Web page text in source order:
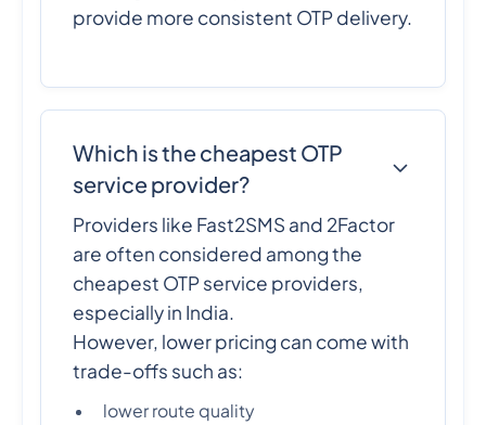
provide more consistent OTP delivery.
Which is the cheapest OTP
service provider?
Providers like Fast2SMS and 2Factor
are often considered among the
cheapest OTP service providers,
especially in India.
However, lower pricing can come with
trade-offs such as:
lower route quality